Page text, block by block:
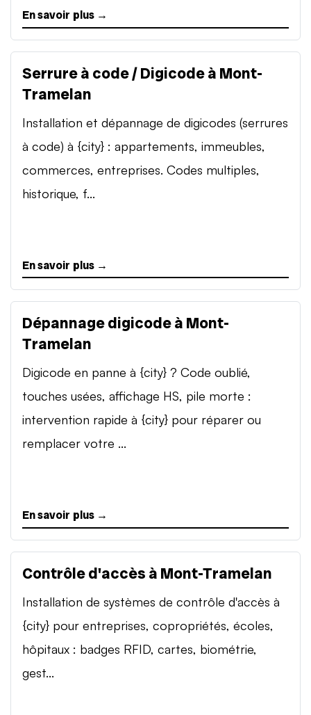
En savoir plus →
Serrure à code / Digicode à Mont-
Tramelan
Installation et dépannage de digicodes (serrures
à code) à {city} : appartements, immeubles,
commerces, entreprises. Codes multiples,
historique, f...
En savoir plus →
Dépannage digicode à Mont-
Tramelan
Digicode en panne à {city} ? Code oublié,
touches usées, affichage HS, pile morte :
intervention rapide à {city} pour réparer ou
remplacer votre ...
En savoir plus →
Contrôle d'accès à Mont-Tramelan
Installation de systèmes de contrôle d'accès à
{city} pour entreprises, copropriétés, écoles,
hôpitaux : badges RFID, cartes, biométrie,
gest...